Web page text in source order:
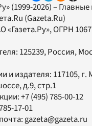
(1999-2026) –
(Gazeta.Ru)
«Газета.Ру», ОГРН
125239, Россия,
и издателя: 117105, г.
д.9, стр.1
+7 (495) 785-00-12
17-01
gazeta@gazeta.ru